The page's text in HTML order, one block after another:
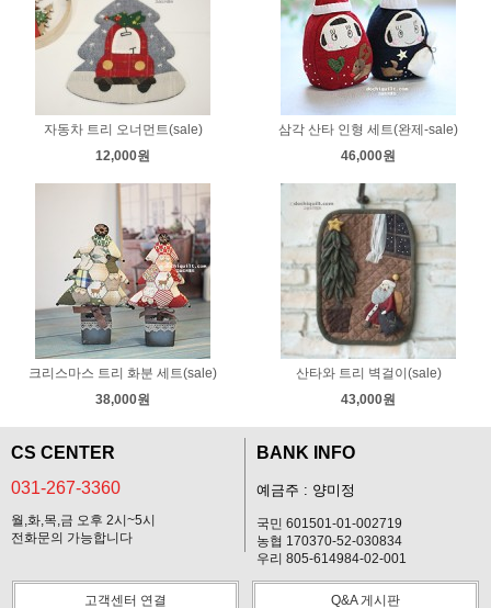
자동차 트리 오너먼트(sale)
12,000원
삼각 산타 인형 세트(완제-sale)
46,000원
크리스마스 트리 화분 세트(sale)
38,000원
산타와 트리 벽걸이(sale)
43,000원
CS CENTER
031-267-3360
월,화,목,금 오후 2시~5시
전화문의 가능합니다
BANK INFO
예금주 : 양미정
국민 601501-01-002719
농협 170370-52-030834
우리 805-614984-02-001
고객센터 연결 Q&A 게시판